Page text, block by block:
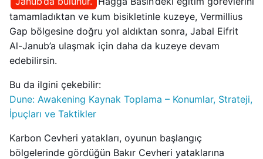
tamamladıktan ve kum bisikletinle kuzeye, Vermillius
Gap bölgesine doğru yol aldıktan sonra, Jabal Eifrit
Al-Janub’a ulaşmak için daha da kuzeye devam
edebilirsin.
Bu da ilgini çekebilir:
Dune: Awakening Kaynak Toplama – Konumlar, Strateji,
İpuçları ve Taktikler
Karbon Cevheri yatakları, oyunun başlangıç
bölgelerinde gördüğün Bakır Cevheri yataklarına